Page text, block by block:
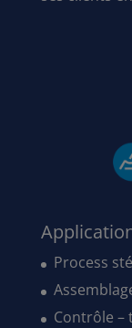
Process
Contrôle –